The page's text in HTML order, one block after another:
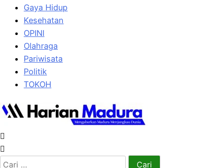
Gaya Hidup
Kesehatan
OPINI
Olahraga
Pariwisata
Politik
TOKOH
Cari